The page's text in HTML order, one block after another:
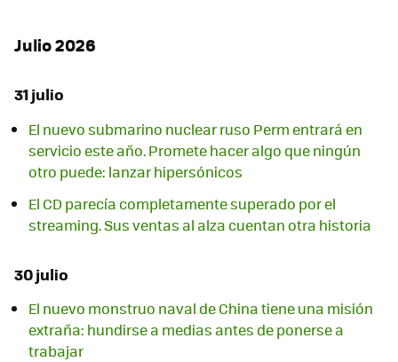
Julio 2026
31 julio
El nuevo submarino nuclear ruso Perm entrará en
servicio este año. Promete hacer algo que ningún
otro puede: lanzar hipersónicos
El CD parecía completamente superado por el
streaming. Sus ventas al alza cuentan otra historia
30 julio
El nuevo monstruo naval de China tiene una misión
extraña: hundirse a medias antes de ponerse a
trabajar